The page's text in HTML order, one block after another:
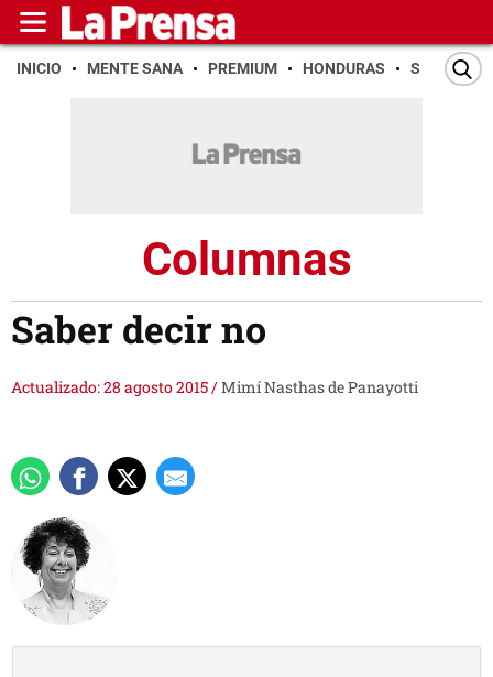
INICIO MENTE SANA PREMIUM HONDURAS SAN PEDRO
Columnas
Saber decir no
Actualizado: 28 agosto 2015/Mimí Nasthas de Panayotti